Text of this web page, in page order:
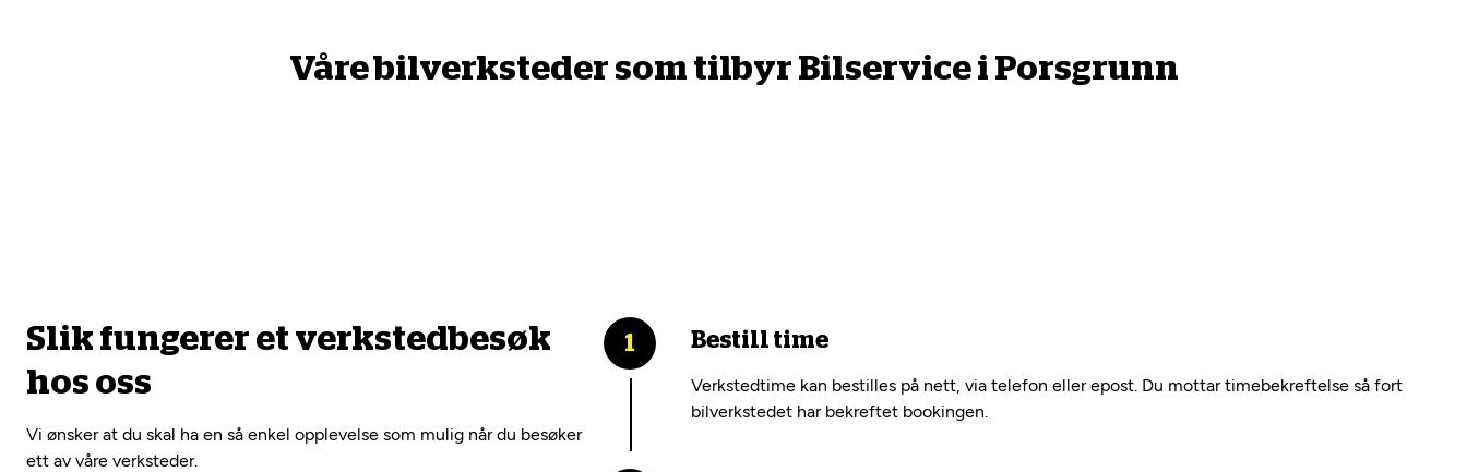
Våre bilverksteder som tilbyr Bilservice i Porsgrunn
Slik fungerer et verkstedbesøk
hos oss
Vi ønsker at du skal ha en så enkel opplevelse som mulig når du besøker
ett av våre verksteder.
Bestill time
Verkstedtime kan bestilles på nett, via telefon eller epost. Du mottar timebekreftelse så fort
bilverkstedet har bekreftet bookingen.